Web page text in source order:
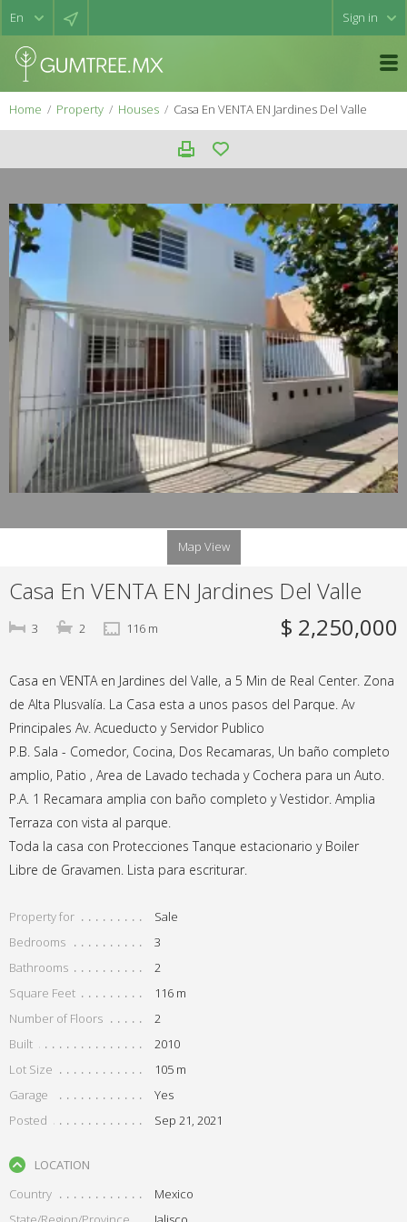
Sign in
Home Property Houses Casa En VENTA EN Jardines Del Valle
Map View
Casa En VENTA EN Jardines Del Valle
$ 2,250,000
3 2 116 m
Casa en VENTA en Jardines del Valle, a 5 Min de Real Center. Zona
de Alta Plusvalía. La Casa esta a unos pasos del Parque. Av
Principales Av. Acueducto y Servidor Publico
P.B. Sala - Comedor, Cocina, Dos Recamaras, Un baño completo
amplio, Patio , Area de Lavado techada y Cochera para un Auto.
P.A. 1 Recamara amplia con baño completo y Vestidor. Amplia
Terraza con vista al parque.
Toda la casa con Protecciones Tanque estacionario y Boiler
Libre de Gravamen. Lista para escriturar.
Property for
Sale
Bedrooms
3
Bathrooms
2
Square Feet
116 m
Number of Floors
2
Built
2010
Lot Size
105 m
Garage
Yes
Posted
Sep 21, 2021
LOCATION
Country
Mexico